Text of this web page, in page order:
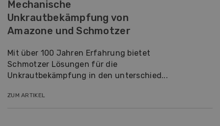
Mechanische
Unkrautbekämpfung von
Amazone und Schmotzer
Mit über 100 Jahren Erfahrung bietet
Schmotzer Lösungen für die
Unkrautbekämpfung in den unterschied...
ZUM ARTIKEL